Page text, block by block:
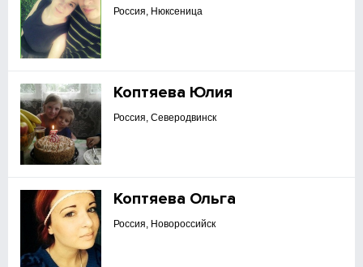
Россия, Нюксеница
Коптяева Юлия
Россия, Северодвинск
Коптяева Ольга
Россия, Новороссийск